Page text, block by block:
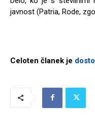
javnost (Patria, Rode,
Celoten članek je